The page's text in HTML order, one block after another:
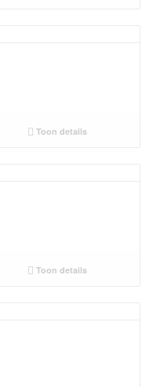
Toon details
Toon details